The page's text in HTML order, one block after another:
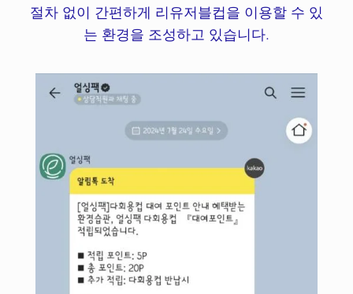
절차 없이 간편하게 리유저블컵을 이용할 수 있
는 환경을 조성하고 있습니다.